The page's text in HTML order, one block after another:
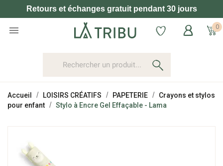
Retours et échanges gratuit pendant 30 jours
 0
Accueil LOISIRS CRÉATIFS PAPETERIE
Crayons et stylos
pour enfant
Stylo à Encre Gel Effaçable - Lama